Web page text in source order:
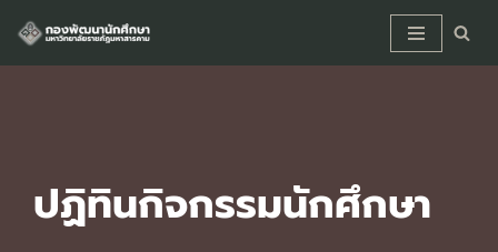
Skip
ปฏิทินกิจกรรมนักศึกษา